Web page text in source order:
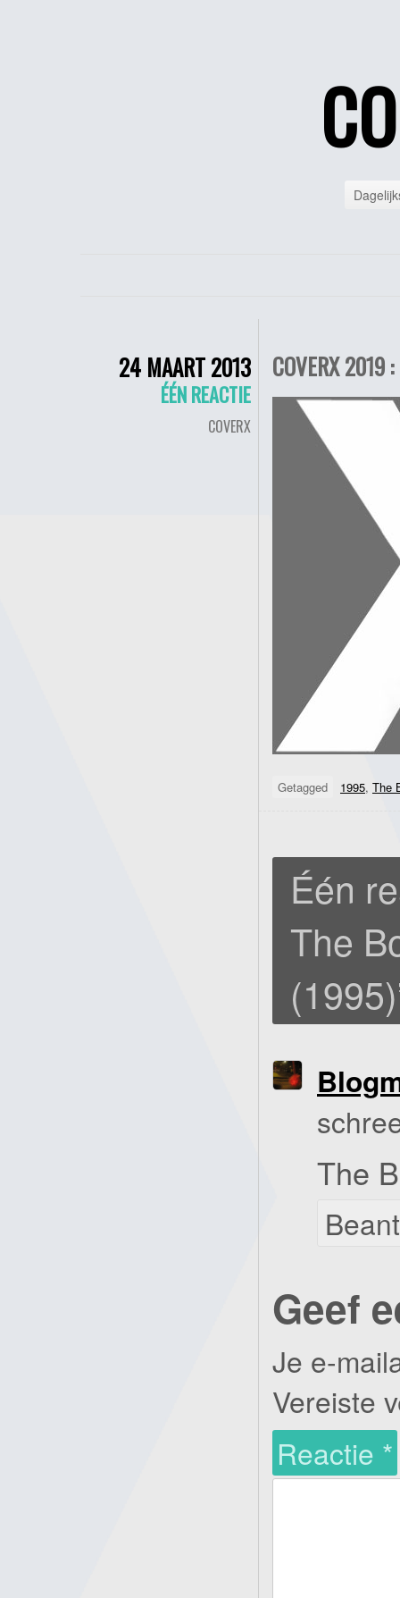
24 MAART 2013
ÉÉN REACTIE
COVERX
COVERX 2019
Getagged 1995, The
Één
The
(1995)
The
Geef
Je e-
Vereiste
Reactie *